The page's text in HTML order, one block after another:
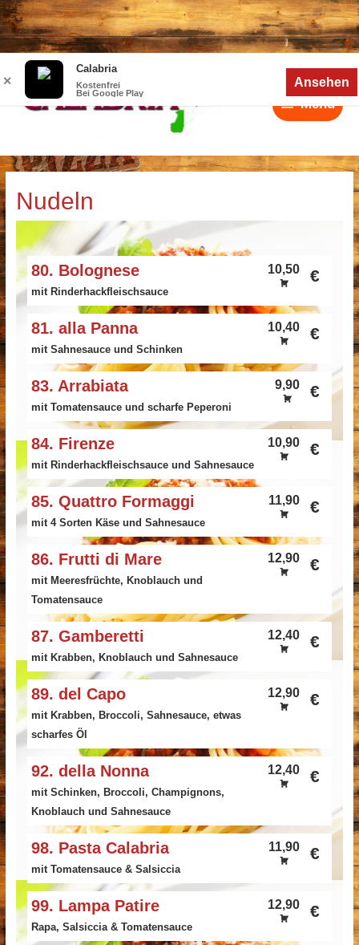
Inhalt
springen
Menü
Menü
Nudeln
80. Bolognese 10,50 €
mit Rinderhackfleischsauce
81. alla Panna 10,40 €
mit Sahnesauce und Schinken
83. Arrabiata 9,90 €
mit Tomatensauce und scharfe Peperoni
84. Firenze 10,90 €
mit Rinderhackfleischsauce und Sahnesauce
85. Quattro Formaggi 11,90 €
mit 4 Sorten Käse und Sahnesauce
86. Frutti di Mare 12,90 €
mit Meeresfrüchte, Knoblauch und
Tomatensauce
87. Gamberetti 12,40 €
mit Krabben, Knoblauch und Sahnesauce
89. del Capo 12,90 €
mit Krabben, Broccoli, Sahnesauce, etwas
scharfes Öl
92. della Nonna 12,40 €
mit Schinken, Broccoli, Champignons,
Knoblauch und Sahnesauce
98. Pasta Calabria 11,90 €
mit Tomatensauce & Salsiccia
99. Lampa Patire 12,90 €
Rapa, Salsiccia & Tomatensauce
✕
Calabria
Kostenfrei
Bei Google Play
Ansehen